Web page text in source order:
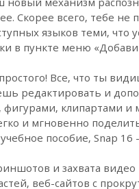
Скорее всего, тебе не
языков теми,
в пункте меню
Все, что ты
редактировать и
клипартами и
и мгновенно
пособие, Snap 16
и захвата видео
веб-сайтов с